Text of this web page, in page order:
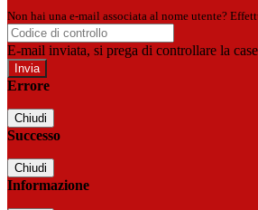
Non hai una e-mail associata al nome utente?
E-mail inviata, si prega di controllare la
Errore
Chiudi
Successo
Chiudi
Informazione